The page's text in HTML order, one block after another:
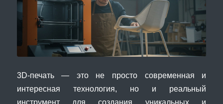
3D-печать — это не просто современная и
интересная технология, но и реальный
инструмент для создания уникальных и